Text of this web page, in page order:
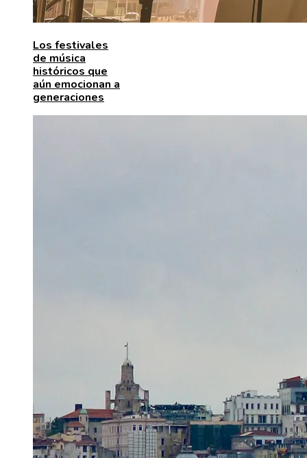
Los festivales
de música
históricos que
aún emocionan a
generaciones